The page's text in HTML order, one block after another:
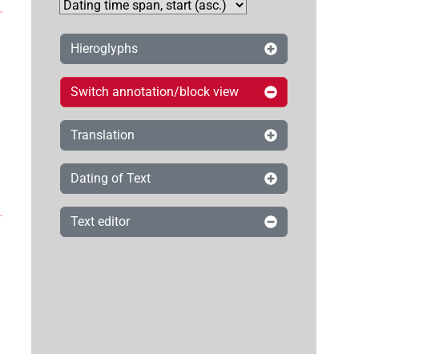
Hieroglyphs
Switch annotation/block view
Translation
Dating of Text
Text editor